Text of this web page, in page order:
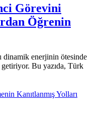
Görevini
Öğrenin
dinamik enerjinin ötesinde
Bu yazıda, Türk